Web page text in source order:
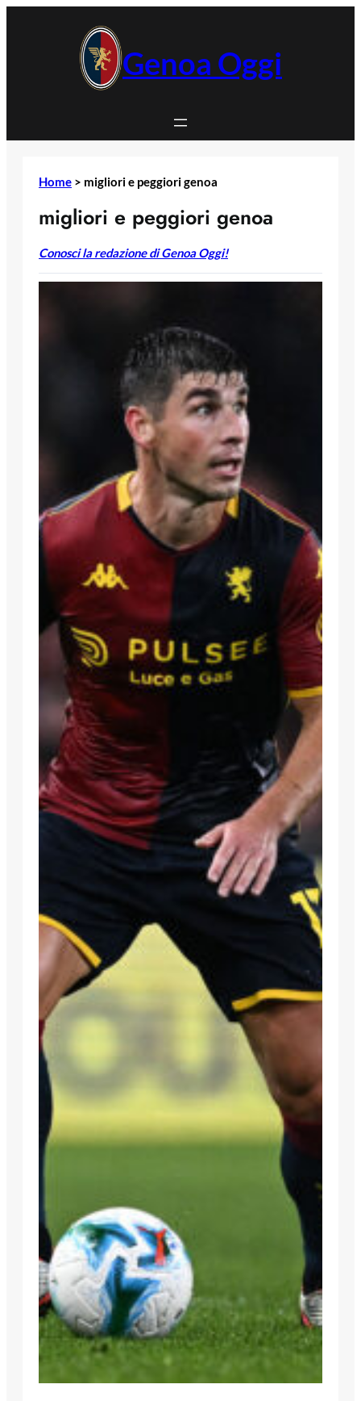
Genoa Oggi
Home > migliori e peggiori genoa
migliori e peggiori genoa
Conosci la redazione di Genoa Oggi!